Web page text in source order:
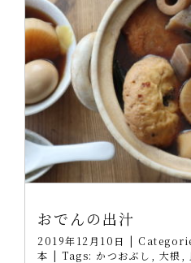
おでんの出汁
2019年12月10日 |
本 | Tags: かつおぶし 大根